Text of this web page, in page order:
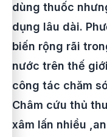
dùng thuốc
dụng lâu dài.
biến rộng rãi
nước trên thế
công tác chăm
Châm cứu thủ
xâm lấn nhiều